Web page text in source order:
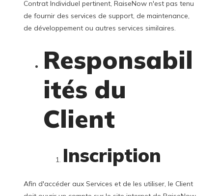
Contrat Individuel pertinent, RaiseNow n'est pas tenu
de fournir des services de support, de maintenance,
de développement ou autres services similaires.
Responsabil
ités du
Client
Inscription
Afin d'accéder aux Services et de les utiliser, le Client